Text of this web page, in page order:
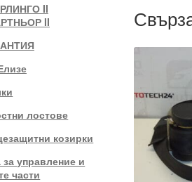
II
II
лостове
козирки
управление и
части